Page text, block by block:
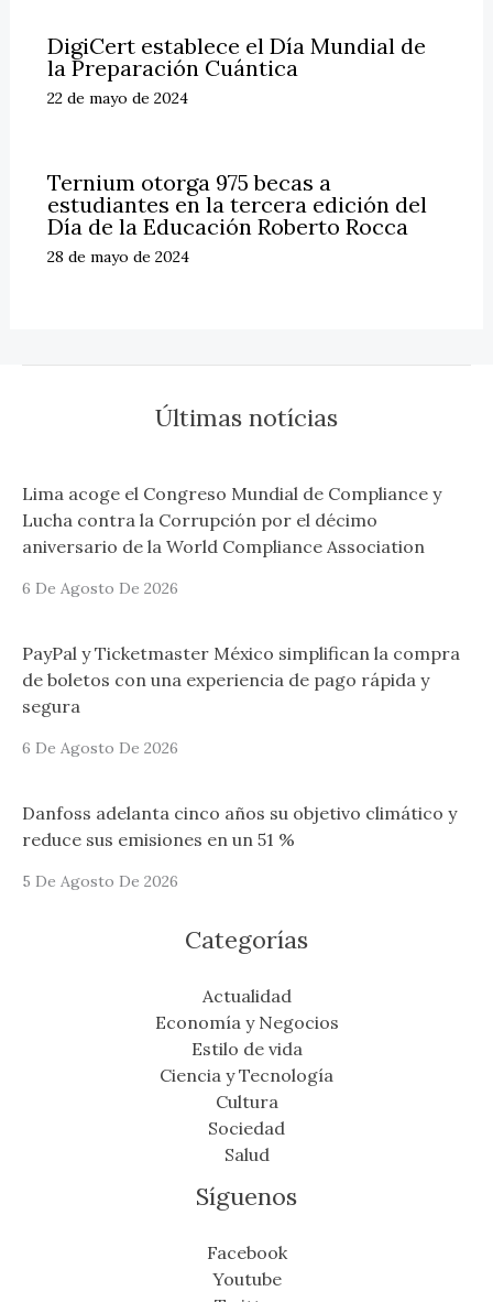
DigiCert establece el Día Mundial de
la Preparación Cuántica
22 de mayo de 2024
Ternium otorga 975 becas a
estudiantes en la tercera edición del
Día de la Educación Roberto Rocca
28 de mayo de 2024
Últimas notícias
Lima acoge el Congreso Mundial de Compliance y
Lucha contra la Corrupción por el décimo
aniversario de la World Compliance Association
6 De Agosto De 2026
PayPal y Ticketmaster México simplifican la compra
de boletos con una experiencia de pago rápida y
segura
6 De Agosto De 2026
Danfoss adelanta cinco años su objetivo climático y
reduce sus emisiones en un 51 %
5 De Agosto De 2026
Categorías
Actualidad
Economía y Negocios
Estilo de vida
Ciencia y Tecnología
Cultura
Sociedad
Salud
Síguenos
Facebook
Youtube